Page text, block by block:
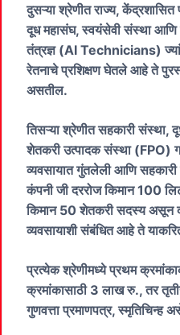
दुसऱ्या श्रेणीत राज्य,
दूध महासंघ, स्वयंसेवी संस्था
तंत्रज्ञ (AI Technicians)‍
रेतनाचे प्रशिक्षण घेतले आहे ते
असतील.
तिसऱ्या श्रेणीत सहकारी
शेतकरी उत्पादक संस्था (FPO)
व्यवसायात गुंतलेली आणि
कंपनी जी दररोज किमान 100
किमान 50 शेतकरी सदस्य असून
व्यवसायाशी संबंधित आहे ते
प्रत्येक श्रेणीमध्ये प्रथम
क्रमांकासाठी 3 लाख रु., तर
गुणवत्ता प्रमाणपत्र, स्मृतिचिन्ह